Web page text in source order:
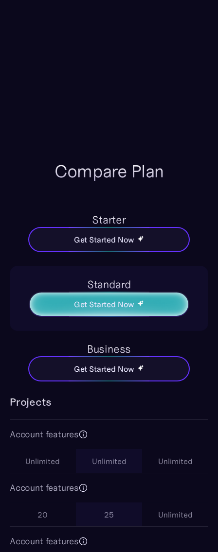
Compare Plan
Starter
Get Started Now
Standard
Get Started Now
Business
Get Started Now
Projects
Account features
Unlimited Unlimited Unlimited
Account features
20 25 Unlimited
Account features